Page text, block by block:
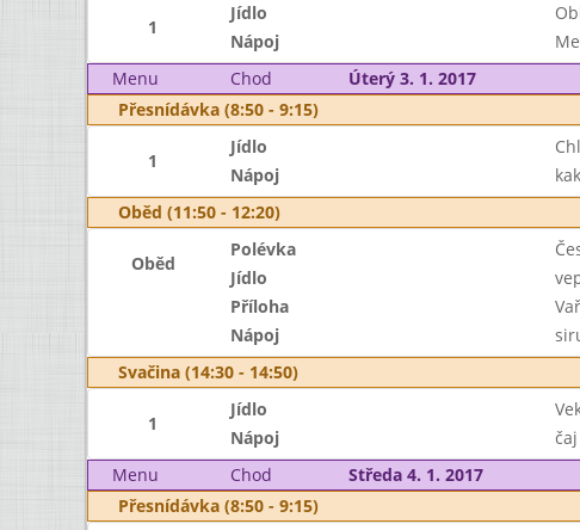
1
Jídlo
Nápoj
Menu
Chod Úterý 3. 1. 2017
Přesnídávka (8:50 - 9:15)
1
Jídlo
Nápoj
Oběd (11:50 - 12:20)
Oběd
Polévka
Jídlo
Příloha
Nápoj
Svačina (14:30 - 14:50)
1
Jídlo
Nápoj
čaj
Menu
Chod Středa 4. 1. 2017
Přesnídávka (8:50 - 9:15)